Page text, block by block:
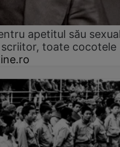
apetitul său
toate cocotele